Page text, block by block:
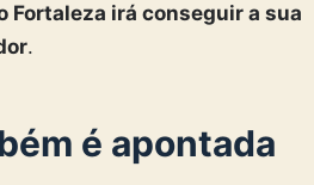
Fortaleza irá conseguir a sua
.
é apontada